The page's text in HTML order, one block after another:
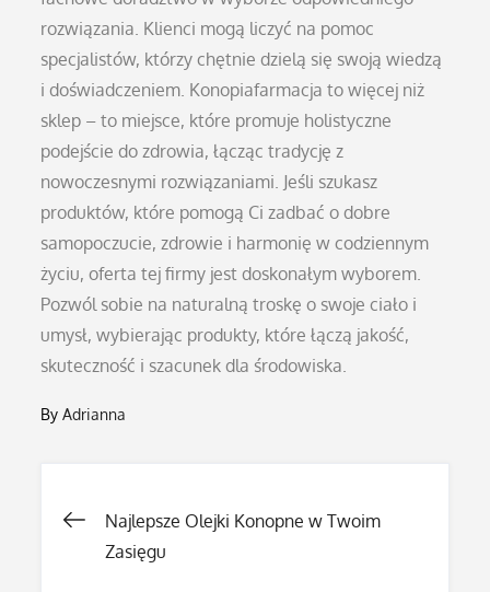
rozwiązania. Klienci mogą liczyć na pomoc
specjalistów, którzy chętnie dzielą się swoją wiedzą
i doświadczeniem. Konopiafarmacja to więcej niż
sklep – to miejsce, które promuje holistyczne
podejście do zdrowia, łącząc tradycję z
nowoczesnymi rozwiązaniami. Jeśli szukasz
produktów, które pomogą Ci zadbać o dobre
samopoczucie, zdrowie i harmonię w codziennym
życiu, oferta tej firmy jest doskonałym wyborem.
Pozwól sobie na naturalną troskę o swoje ciało i
umysł, wybierając produkty, które łączą jakość,
skuteczność i szacunek dla środowiska.
ByAdrianna
Nawigacja
Najlepsze Olejki Konopne w Twoim
Zasięgu